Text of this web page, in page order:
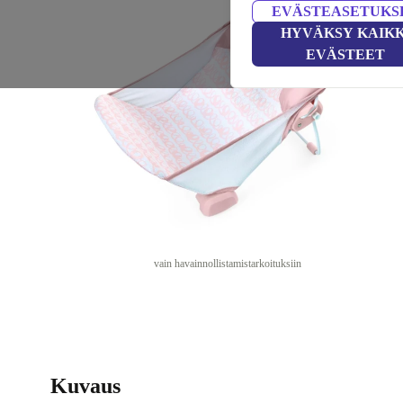
HYVÄKSY
EVÄSTEET
vain havainnollistamistarkoituksiin
Kuvaus